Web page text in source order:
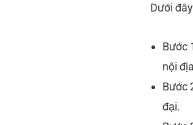
Dưới
Bước
nội
Bước
đại.